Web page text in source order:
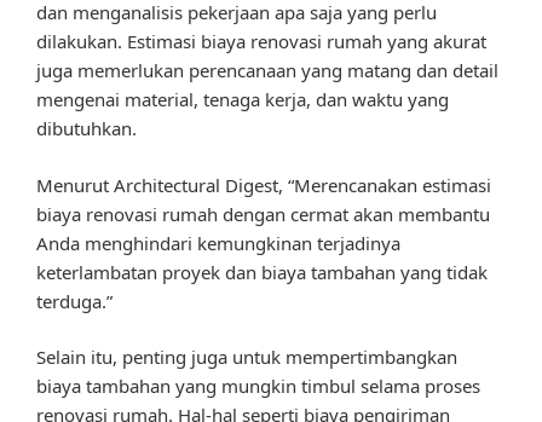
dan menganalisis pekerjaan apa saja yang perlu
dilakukan. Estimasi biaya renovasi rumah yang akurat
juga memerlukan perencanaan yang matang dan detail
mengenai material, tenaga kerja, dan waktu yang
dibutuhkan.
Menurut Architectural Digest, “Merencanakan estimasi
biaya renovasi rumah dengan cermat akan membantu
Anda menghindari kemungkinan terjadinya
keterlambatan proyek dan biaya tambahan yang tidak
terduga.”
Selain itu, penting juga untuk mempertimbangkan
biaya tambahan yang mungkin timbul selama proses
renovasi rumah. Hal-hal seperti biaya pengiriman